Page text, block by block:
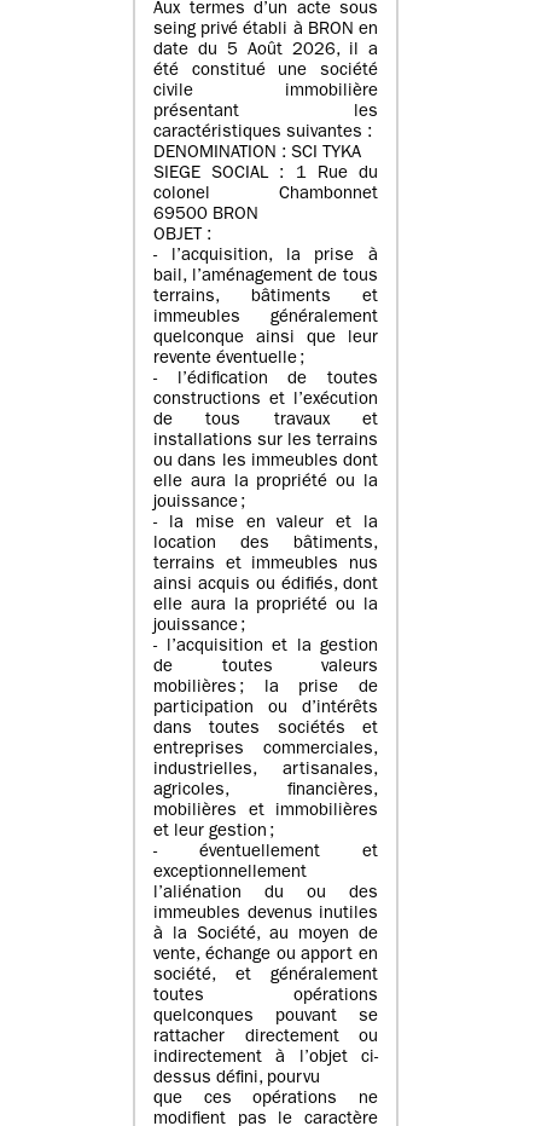
Aux termes d’un acte sous
seing privé établi à BRON en
date du 5 Août 2026, il a
été constitué une société
civile immobilière
présentant les
caractéristiques suivantes :
DENOMINATION : SCI TYKA
SIEGE SOCIAL : 1 Rue du
colonel Chambonnet
69500 BRON
OBJET :
- l’acquisition, la prise à
bail, l’aménagement de tous
terrains, bâtiments et
immeubles généralement
quelconque ainsi que leur
revente éventuelle ;
- l’édification de toutes
constructions et l’exécution
de tous travaux et
installations sur les terrains
ou dans les immeubles dont
elle aura la propriété ou la
jouissance ;
- la mise en valeur et la
location des bâtiments,
terrains et immeubles nus
ainsi acquis ou édifiés, dont
elle aura la propriété ou la
jouissance ;
- l’acquisition et la gestion
de toutes valeurs
mobilières ; la prise de
participation ou d’intérêts
dans toutes sociétés et
entreprises commerciales,
industrielles, artisanales,
agricoles, financières,
mobilières et immobilières
et leur gestion ;
- éventuellement et
exceptionnellement
l’aliénation du ou des
immeubles devenus inutiles
à la Société, au moyen de
vente, échange ou apport en
société, et généralement
toutes opérations
quelconques pouvant se
rattacher directement ou
indirectement à l’objet ci-
dessus défini, pourvu
que ces opérations ne
modifient pas le caractère